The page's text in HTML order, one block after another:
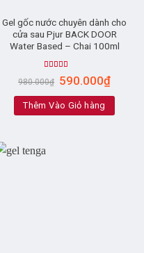
Gel gốc nước chuyên dành cho
cửa sau Pjur BACK DOOR
Water Based – Chai 100ml
Rated5.00
out of 5
980.000₫ 590.000₫
Thêm Vào Giỏ hàng